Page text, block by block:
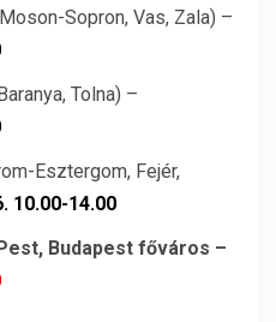
Sopron, Vas, Zala) –
Tolna) –
Esztergom, Fejér,
10.00-14.00
Budapest főváros –